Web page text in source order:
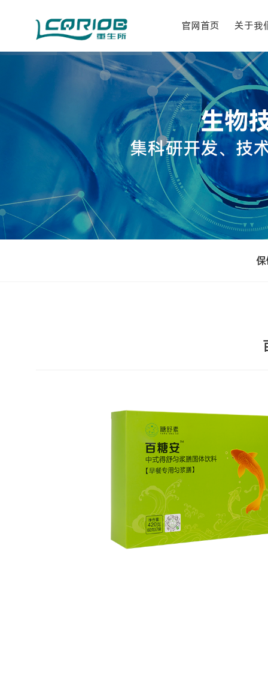
官网首页 关于我